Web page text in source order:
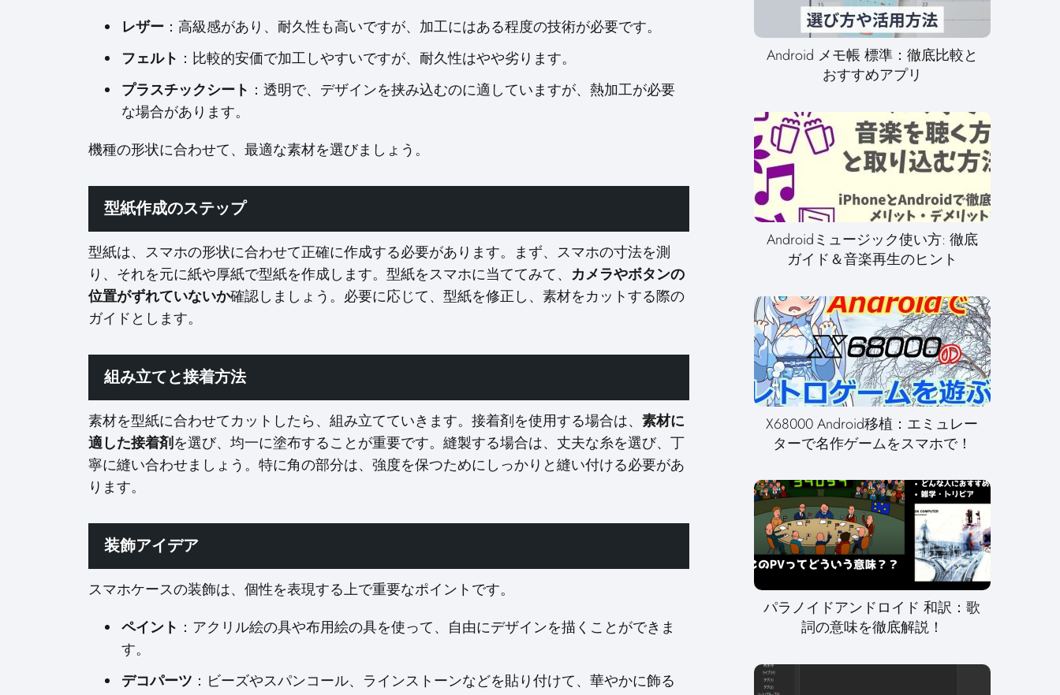
レザー ：高級感があり、耐久性も高いですが、加工にはある程度の技術が必要です。
フェルト ：比較的安価で加工しやすいですが、耐久性はやや劣ります。
プラスチックシート ：透明で、デザインを挟み込むのに適していますが、熱加工が必要
な場合があります。
機種の形状に合わせて、最適な素材を選びましょう。
型紙作成のステップ
型紙は、スマホの形状に合わせて正確に作成する必要があります。まず、スマホの寸法を測
り、それを元に紙や厚紙で型紙を作成します。型紙をスマホに当ててみて、 カメラやボタンの
位置がずれていないか確認しましょう。必要に応じて、型紙を修正し、素材をカットする際の
ガイドとします。
組み立てと接着方法
素材を型紙に合わせてカットしたら、組み立てていきます。接着剤を使用する場合は、 素材に
適した接着剤を選び、均一に塗布することが重要です。縫製する場合は、丈夫な糸を選び、丁
寧に縫い合わせましょう。特に角の部分は、強度を保つためにしっかりと縫い付ける必要があ
ります。
装飾アイデア
スマホケースの装飾は、個性を表現する上で重要なポイントです。
ペイント ：アクリル絵の具や布用絵の具を使って、自由にデザインを描くことができま
す。
デコパーツ ：ビーズやスパンコール、ラインストーンなどを貼り付けて、華やかに飾る
Android メモ帳 標準：徹底比較と
おすすめアプリ
Androidミュージック使い方: 徹底
ガイド＆音楽再生のヒント
X68000 Android移植：エミュレー
ターで名作ゲームをスマホで！
パラノイドアンドロイド 和訳：歌
詞の意味を徹底解説！